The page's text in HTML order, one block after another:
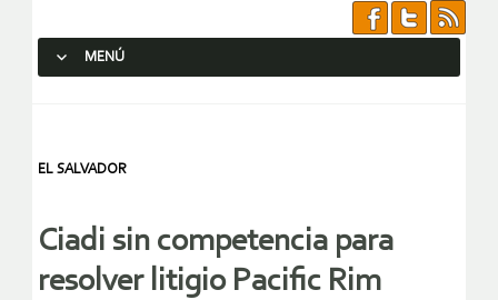
MENÚ
EL SALVADOR
Ciadi sin competencia para
resolver litigio Pacific Rim